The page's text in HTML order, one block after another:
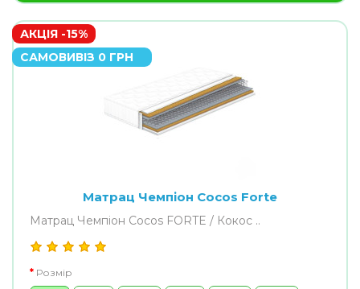
АКЦІЯ -15%
САМОВИВІЗ 0 ГРН
Матрац Чемпіон Cocos Forte
Матрац Чемпіон Cocos FORTE / Кокос ..
Розмір